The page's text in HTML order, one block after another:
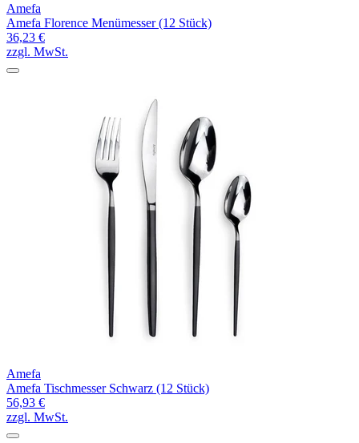
Amefa
Amefa Florence Menümesser (12 Stück)
36,23 €
zzgl. MwSt.
Amefa
Amefa Tischmesser Schwarz (12 Stück)
56,93 €
zzgl. MwSt.